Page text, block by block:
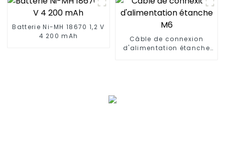
Batterie Ni-MH 18670 1,2 V
4 200 mAh
Câble de connexion
d'alimentation étanche